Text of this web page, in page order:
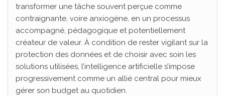
transformer une tâche souvent perçue comme
contraignante, voire anxiogène, en un processus
accompagné, pédagogique et potentiellement
créateur de valeur. À condition de rester vigilant sur la
protection des données et de choisir avec soin les
solutions utilisées, l’intelligence artificielle s’impose
progressivement comme un allié central pour mieux
gérer son budget au quotidien.